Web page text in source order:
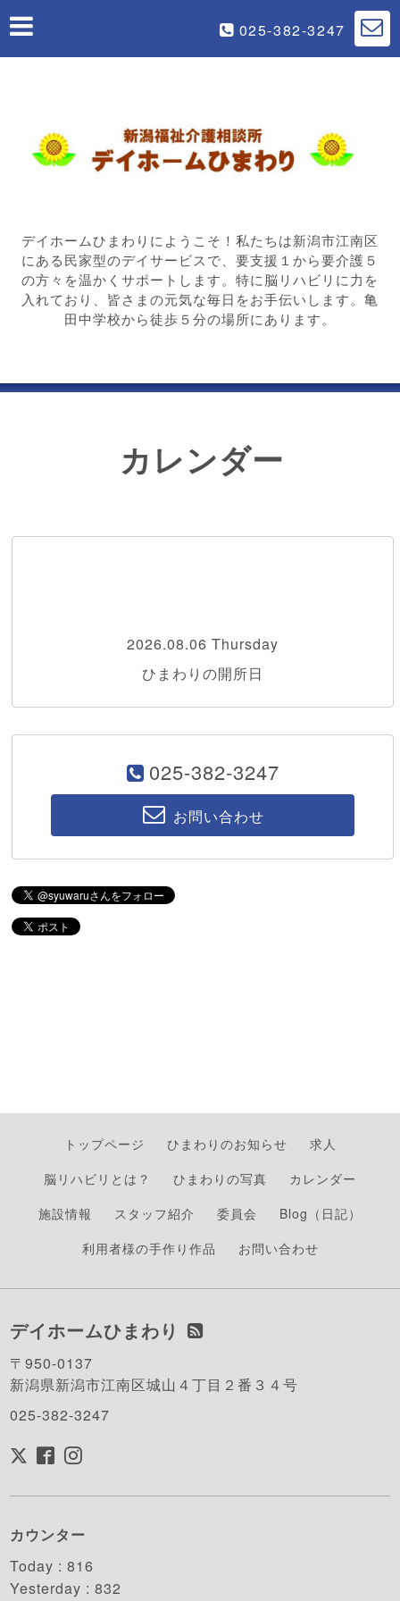
025-382-3247
デイホームひまわりにようこそ！私たちは新潟市江南区
にある民家型のデイサービスで、要支援１から要介護５
の方々を温かくサポートします。特に脳リハビリに力を
入れており、皆さまの元気な毎日をお手伝いします。亀
田中学校から徒歩５分の場所にあります。
カレンダー
2026.08.06 Thursday
ひまわりの開所日
025-382-3247
お問い合わせ
トップページ ひまわりのお知らせ
求人
脳リハビリとは？
ひまわりの写真
カレンダー
施設情報
スタッフ紹介 委員会
Blog（日記）
利用者様の手作り作品
お問い合わせ
デイホームひまわり
〒950-0137
新潟県新潟市江南区城山４丁目２番３４号
025-382-3247
カウンター
Today :816
Yesterday :832